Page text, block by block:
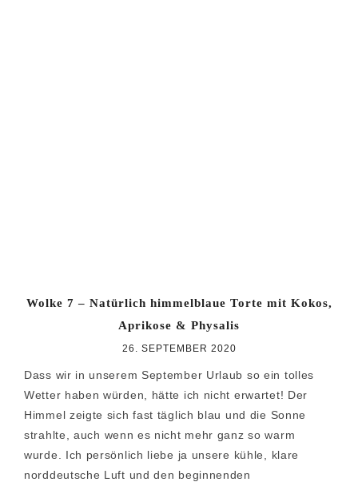
Wolke 7 – Natürlich himmelblaue Torte mit Kokos,
Aprikose & Physalis
26. SEPTEMBER 2020
Dass wir in unserem September Urlaub so ein tolles
Wetter haben würden, hätte ich nicht erwartet! Der
Himmel zeigte sich fast täglich blau und die Sonne
strahlte, auch wenn es nicht mehr ganz so warm
wurde. Ich persönlich liebe ja unsere kühle, klare
norddeutsche Luft und den beginnenden